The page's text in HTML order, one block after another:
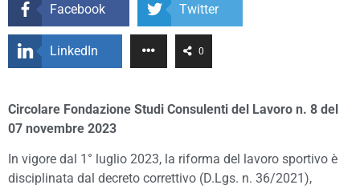
Facebook Twitter
LinkedIn 0
Circolare Fondazione Studi Consulenti del Lavoro n. 8 del
07 novembre 2023
In vigore dal 1° luglio 2023, la riforma del lavoro sportivo è
disciplinata dal decreto correttivo (D.Lgs. n. 36/2021),